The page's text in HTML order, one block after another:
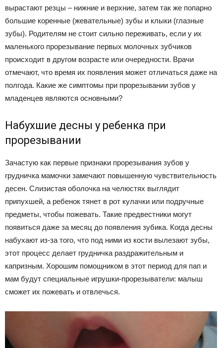
вырастают резцы – нижние и верхние, затем так же попарно
большие коренные (жевательные) зубы и клыки (глазные
зубы). Родителям не стоит сильно переживать, если у их
маленького прорезывание первых молочных зубчиков
происходит в другом возрасте или очередности. Врачи
отмечают, что время их появления может отличаться даже на
полгода. Какие же симптомы при прорезывании зубов у
младенцев являются основными?
Набухшие десны у ребенка при
прорезывании
Зачастую как первые признаки прорезывания зубов у
грудничка мамочки замечают повышенную чувствительность
десен. Слизистая оболочка на челюстях выглядит
припухшей, а ребенок тянет в рот кулачки или подручные
предметы, чтобы пожевать. Такие предвестники могут
появиться даже за месяц до появления зубика. Когда десны
набухают из-за того, что под ними из кости вылезают зубы,
этот процесс делает грудничка раздражительным и
капризным. Хорошим помощником в этот период для пап и
мам будут специальные игрушки-прорезыватели: малыш
сможет их пожевать и отвлечься.